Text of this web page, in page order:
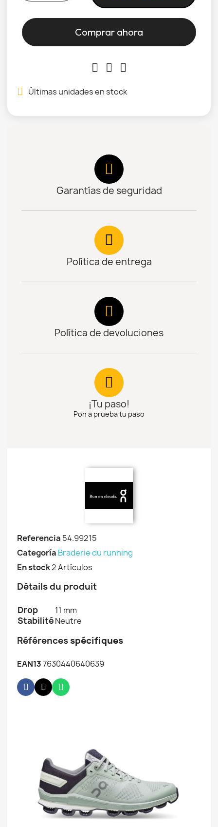
Comprar ahora
Últimas unidades en stock
Garantías de seguridad
Política de entrega
Política de devoluciones
¡Tu paso!
Pon a prueba tu paso
Referencia 54.99215
Categoría Braderie du running
En stock2 Artículos
Détails du produit
Drop 11 mm
StabilitéNeutre
Références spécifiques
EAN137630440640639